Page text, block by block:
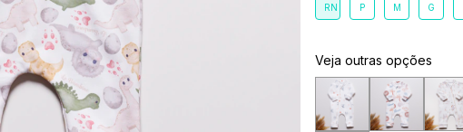
RN P M G
Veja outras opções